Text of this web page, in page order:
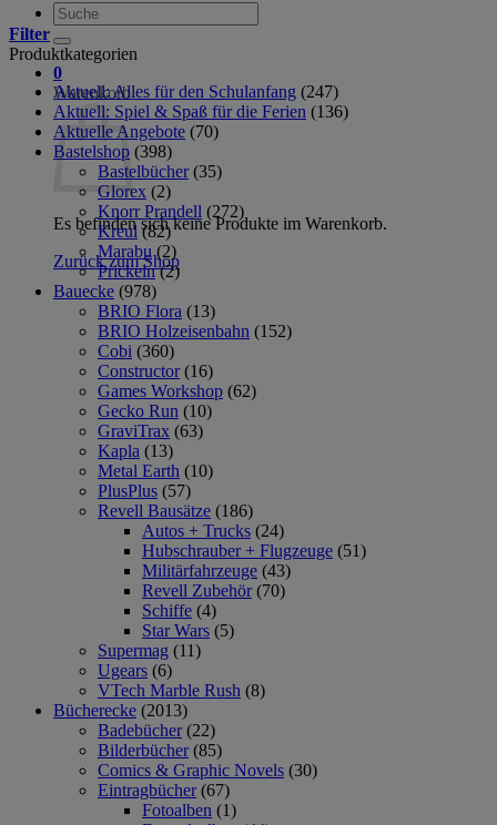
Suche
nach:
0
Warenkorb
Es befinden sich keine Produkte im Warenkorb.
Zurück zum Shop
Filter
Produktkategorien
Aktuell: Alles für den Schulanfang (247)
Aktuell: Spiel & Spaß für die Ferien (136)
Aktuelle Angebote (70)
Bastelshop (398)
Bastelbücher (35)
Glorex (2)
Knorr Prandell (272)
Kreul (82)
Marabu (2)
Prickeln (2)
Bauecke (978)
BRIO Flora (13)
BRIO Holzeisenbahn (152)
Cobi (360)
Constructor (16)
Games Workshop (62)
Gecko Run (10)
GraviTrax (63)
Kapla (13)
Metal Earth (10)
PlusPlus (57)
Revell Bausätze (186)
Autos + Trucks (24)
Hubschrauber + Flugzeuge (51)
Militärfahrzeuge (43)
Revell Zubehör (70)
Schiffe (4)
Star Wars (5)
Supermag (11)
Ugears (6)
VTech Marble Rush (8)
Bücherecke (2013)
Badebücher (22)
Bilderbücher (85)
Comics & Graphic Novels (30)
Eintragbücher (67)
Fotoalben (1)